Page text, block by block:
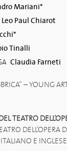
Mariani*
Leo Paul Chiarot
Tinalli
Claudia Farneti
– YOUNG
TEATRO
DELL’OPERA
E INGLESE